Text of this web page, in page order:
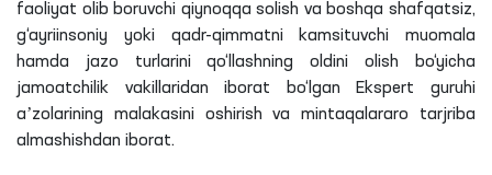
faoliyat olib boruvchi qiynoqqa solish va boshqa shafqatsiz,
g‘ayriinsoniy yoki qadr-qimmatni kamsituvchi muomala
hamda jazo turlarini qo‘llashning oldini olish bo‘yicha
jamoatchilik vakillaridan iborat bo‘lgan Ekspert guruhi
aʼzolarining malakasini oshirish va mintaqalararo tarjriba
almashishdan iborat.